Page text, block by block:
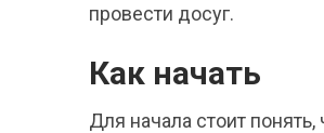
провести досуг.
Как начать
Для начала стоит